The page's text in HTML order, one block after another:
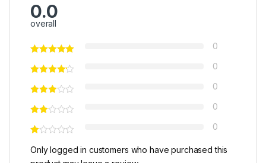
0.0
overall
0
0
0
0
0
Only logged in customers who have purchased this